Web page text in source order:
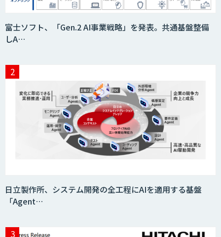
タ収集・作成
JOINT AI Flow byGMO
富士ソフト、「Gen.2 AI事業戦略」を発表。共通基盤整備
しA…
日立製作所、システム開発の全工程にAIを適用する基盤
「Agent…